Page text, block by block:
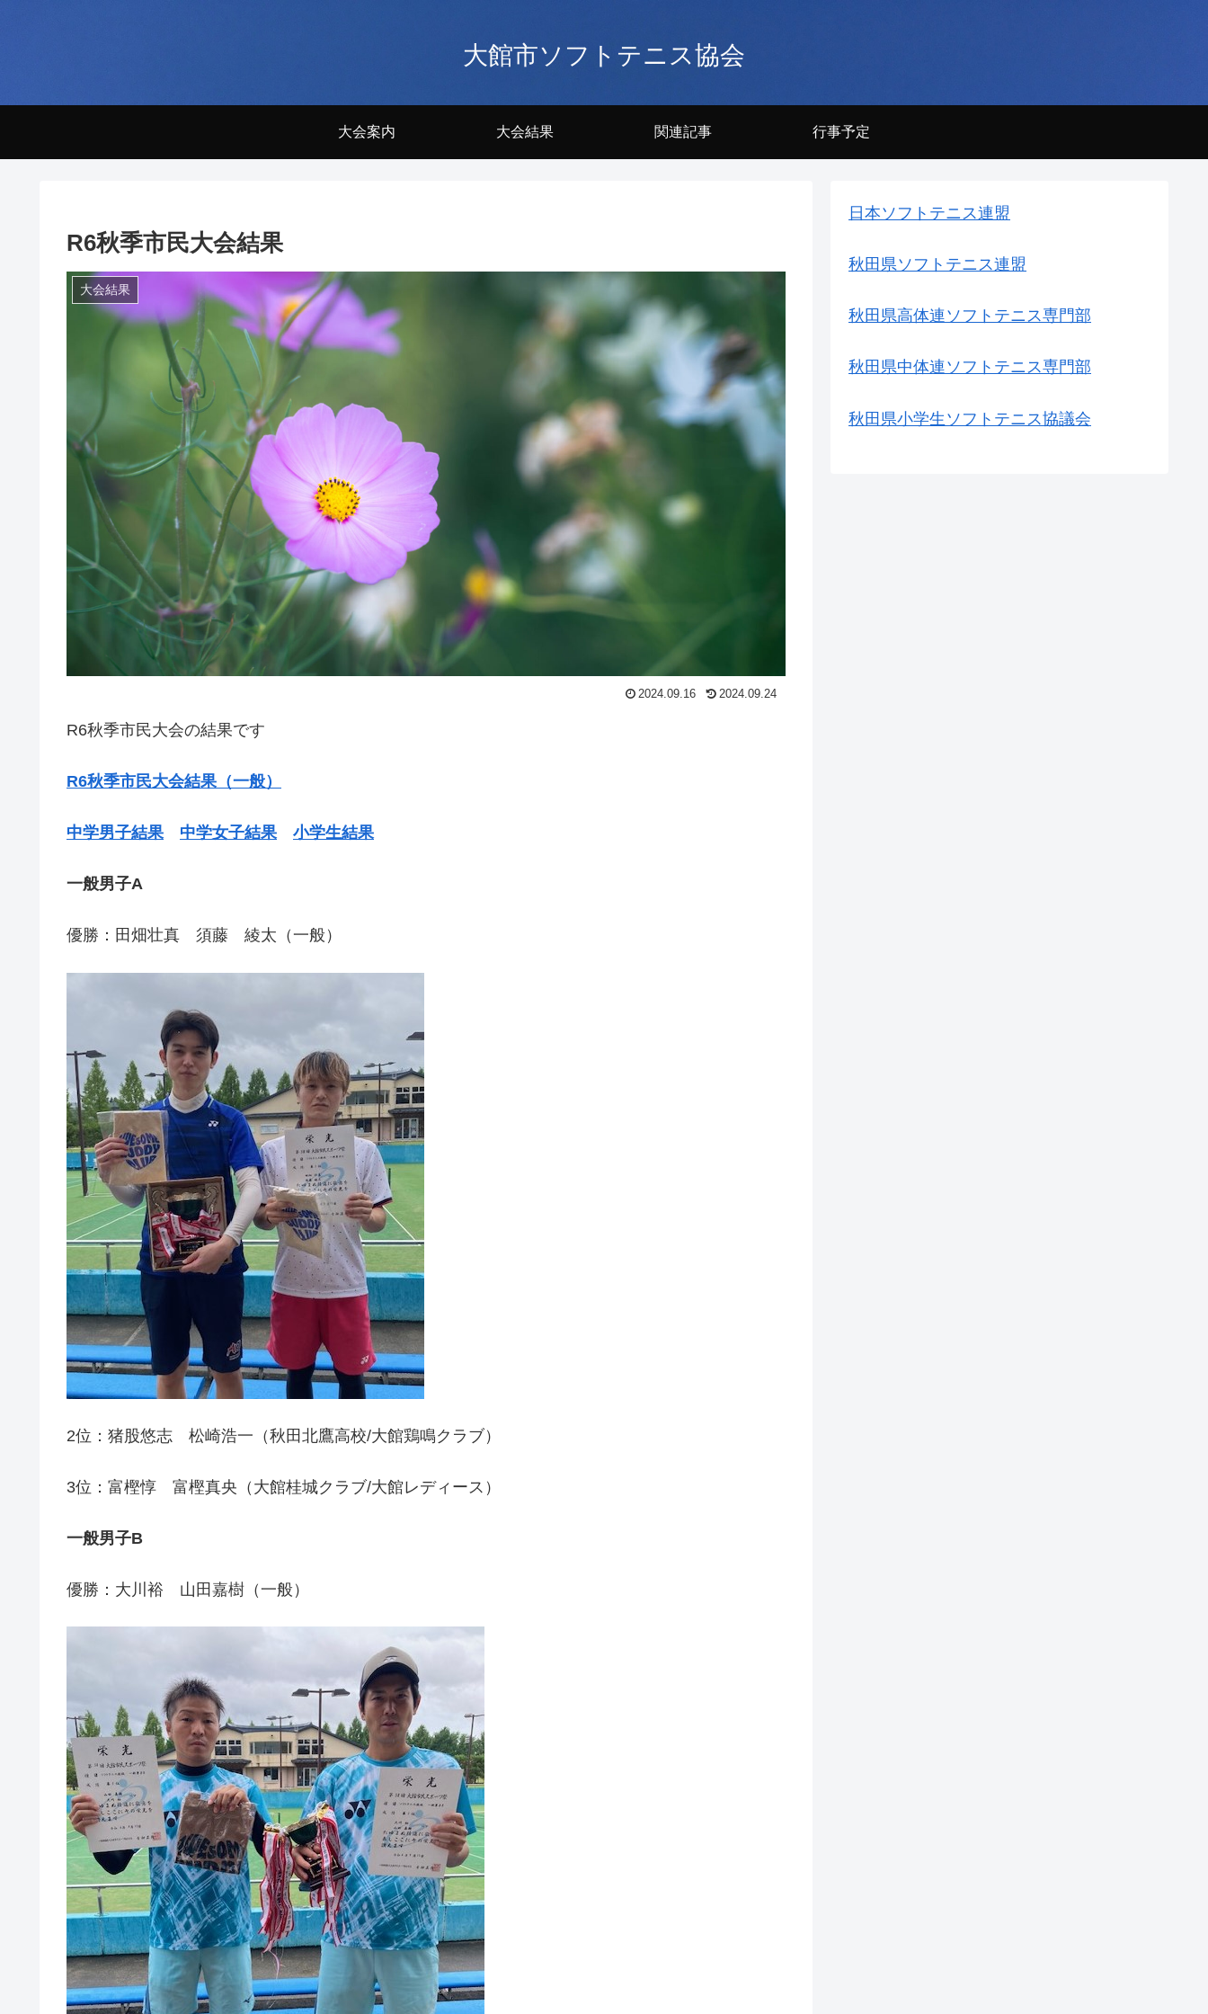
大館市ソフトテニス協会
大会案内 大会結果 関連記事 行事予定
R6秋季市民大会結果
大会結果
2024.09.16 2024.09.24
R6秋季市民大会の結果です
R6秋季市民大会結果（一般）
中学男子結果 中学女子結果 小学生結果
一般男子A
優勝：田畑壮真 須藤 綾太（一般）
2位：猪股悠志 松崎浩一（秋田北鷹高校/大館鶏鳴クラブ）
3位：富樫惇 富樫真央（大館桂城クラブ/大館レディース）
一般男子B
優勝：大川裕 山田嘉樹（一般）
日本ソフトテニス連盟
秋田県ソフトテニス連盟
秋田県高体連ソフトテニス専門部
秋田県中体連ソフトテニス専門部
秋田県小学生ソフトテニス協議会